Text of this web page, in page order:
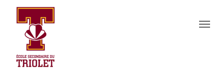
Aller à la navigation principale
Aller au contenu principal
Passer au pied de page